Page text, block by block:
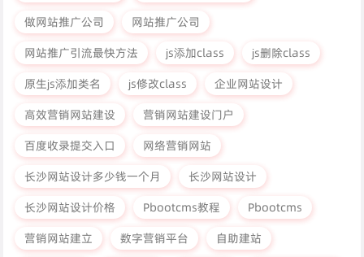
做网站推广公司
网站推广公司
网站推广引流最快方法
js添加class
js删除class
原生js添加类名
js修改class
企业网站设计
高效营销网站建设
营销网站建设门户
百度收录提交入口
网络营销网站
长沙网站设计多少钱一个月
长沙网站设计
长沙网站设计价格
Pbootcms教程
Pbootcms
营销网站建立
数字营销平台
自助建站